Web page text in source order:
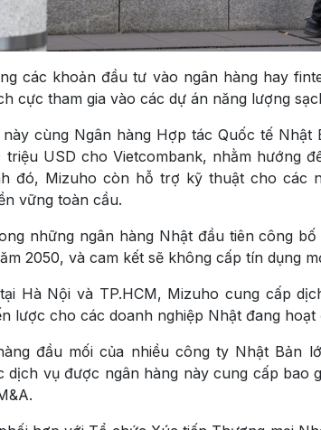
các khoản đầu tư vào ngân hàng hay
cực tham gia vào các dự án năng lượng
này cùng Ngân hàng Hợp tác Quốc tế
USD cho Vietcombank, nhằm hướng
đó, Mizuho còn hỗ trợ kỹ thuật cho các
vững toàn cầu.
những ngân hàng Nhật đầu tiên công
2050, và cam kết sẽ không cấp tín dụng
Hà Nội và TP.HCM, Mizuho cung cấp
lược cho các doanh nghiệp Nhật đang hoạt
đầu mối của nhiều công ty Nhật Bản
dịch vụ được ngân hàng này cung cấp bao